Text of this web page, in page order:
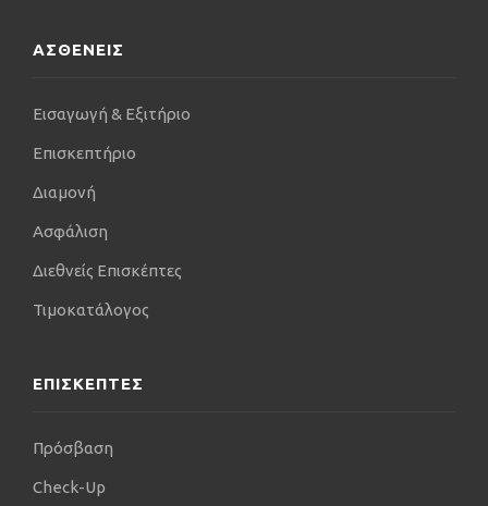
ΑΣΘΕΝΕΙΣ
Εισαγωγή & Εξιτήριο
Επισκεπτήριο
Διαμονή
Ασφάλιση
Διεθνείς Επισκέπτες
Τιμοκατάλογος
ΕΠΙΣΚΕΠΤΕΣ
Πρόσβαση
Check-Up